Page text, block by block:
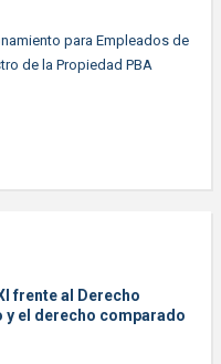
para Empleados de
de la Propiedad PBA
frente al Derecho
y el derecho comparado